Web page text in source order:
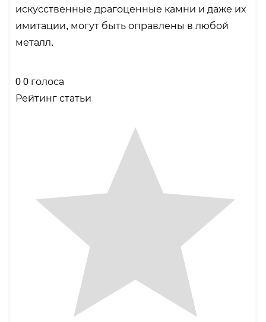
искусственные драгоценные камни и даже их
имитации, могут быть оправлены в любой
металл.
0 0 голоса
Рейтинг статьи